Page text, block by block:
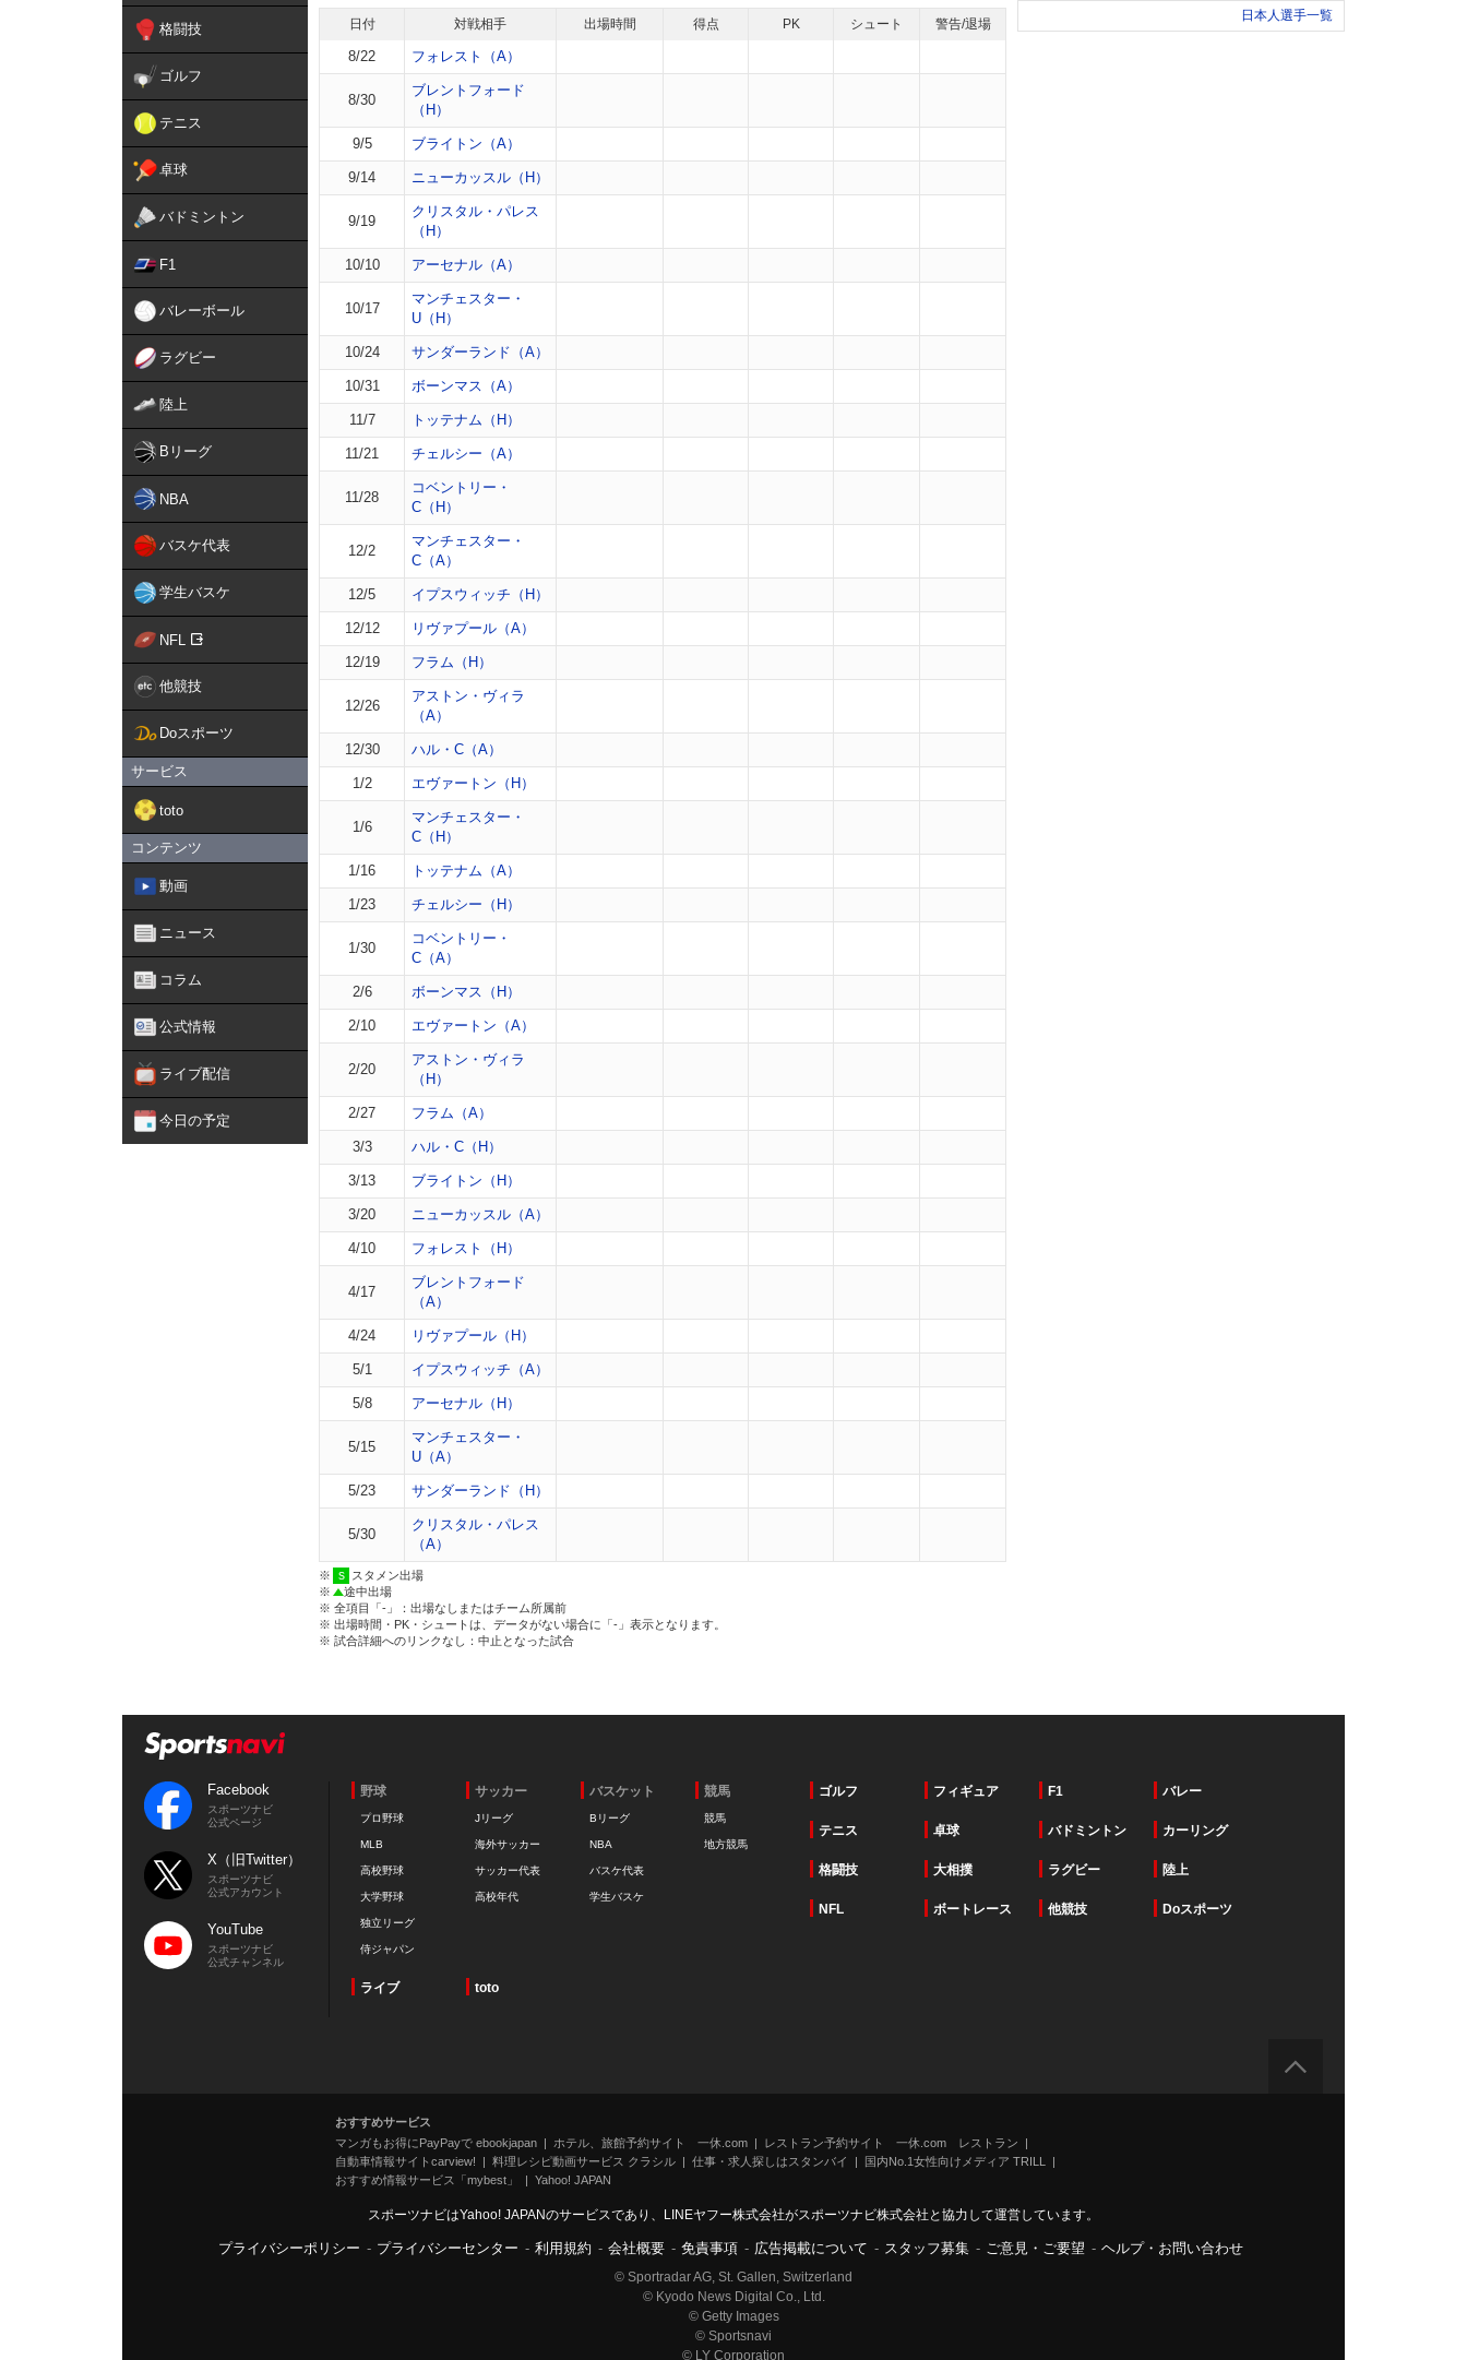
格闘技
ゴルフ
テニス
卓球
バドミントン
F1
バレーボール
ラグビー
陸上
Bリーグ
NBA
バスケ代表
学生バスケ
NFL
他競技
Doスポーツ
サービス
toto
コンテンツ
動画
ニュース
コラム
公式情報
ライブ配信
今日の予定
日付 対戦相手 出場時間 得点 PK シュート 警告/退場
8/22 フォレスト（A）
8/30
ブレントフォード
（H）
9/5 ブライトン（A）
9/14 ニューカッスル（H）
9/19
クリスタル・パレス
（H）
10/10 アーセナル（A）
10/17
マンチェスター・
U（H）
10/24 サンダーランド（A）
10/31 ボーンマス（A）
11/7 トッテナム（H）
11/21 チェルシー（A）
11/28
コベントリー・
C（H）
12/2
マンチェスター・
C（A）
12/5 イプスウィッチ（H）
12/12 リヴァプール（A）
12/19 フラム（H）
12/26
アストン・ヴィラ
（A）
12/30 ハル・C（A）
1/2 エヴァートン（H）
1/6
マンチェスター・
C（H）
1/16 トッテナム（A）
1/23 チェルシー（H）
1/30
コベントリー・
C（A）
2/6 ボーンマス（H）
2/10 エヴァートン（A）
2/20
アストン・ヴィラ
（H）
2/27 フラム（A）
3/3 ハル・C（H）
3/13 ブライトン（H）
3/20 ニューカッスル（A）
4/10 フォレスト（H）
4/17
ブレントフォード
（A）
4/24 リヴァプール（H）
5/1 イプスウィッチ（A）
5/8 アーセナル（H）
5/15
マンチェスター・
U（A）
5/23 サンダーランド（H）
5/30
クリスタル・パレス
（A）
※
スタメン出場
※
途中出場
※ 全項目「-」：出場なしまたはチーム所属前
※ 出場時間・PK・シュートは、データがない場合に「-」表示となります。
※ 試合詳細へのリンクなし：中止となった試合
日本人選手一覧
Facebook
スポーツナビ
公式ページ
X（旧Twitter）
スポーツナビ
公式アカウント
YouTube
スポーツナビ
公式チャンネル
野球
プロ野球
MLB
高校野球
大学野球
独立リーグ
侍ジャパン
サッカー
Jリーグ
海外サッカー
サッカー代表
高校年代
バスケット
Bリーグ
NBA
バスケ代表
学生バスケ
競馬
競馬
地方競馬
ゴルフ フィギュア F1 バレー
テニス 卓球 バドミントン カーリング
格闘技 大相撲 ラグビー 陸上
NFL ボートレース 他競技 Doスポーツ
ライブ toto
おすすめサービス
マンガもお得にPayPayで ebookjapan
ホテル、旅館予約サイト 一休.com
レストラン予約サイト 一休.com レストラン
自動車情報サイトcarview!
料理レシピ動画サービス クラシル 仕事・求人探しはスタンバイ
国内No.1女性向けメディア TRILL
おすすめ情報サービス「mybest」
Yahoo! JAPAN
スポーツナビはYahoo! JAPANのサービスであり、LINEヤフー株式会社がスポーツナビ株式会社と協力して運営しています。
プライバシーポリシー - プライバシーセンター - 利用規約 - 会社概要 - 免責事項 - 広告掲載について - スタッフ募集 - ご意見・ご要望 - ヘルプ・お問い合わせ
© Sportradar AG, St. Gallen, Switzerland
© Kyodo News Digital Co., Ltd.
© Getty Images
© Sportsnavi
© LY Corporation